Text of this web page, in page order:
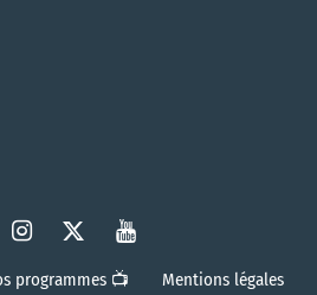
programmes 📺 Mentions légales